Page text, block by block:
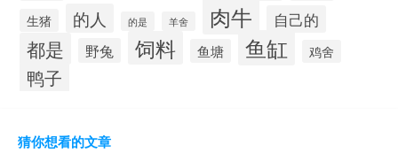
生猪 的人 的是 羊舍 肉牛 自己的
都是 野兔 饲料 鱼塘 鱼缸 鸡舍
鸭子
猜你想看的文章